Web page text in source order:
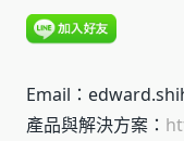
Email：
產品與解決方案：